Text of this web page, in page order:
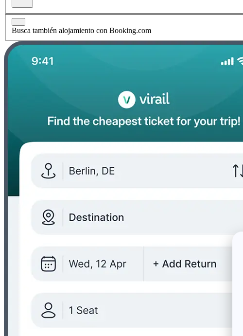
Busca también alojamiento con Booking.com